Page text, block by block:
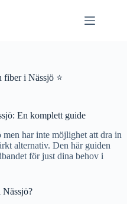
fiber i Nässjö ⭐
En komplett guide
har inte möjlighet att dra in
alternativ. Den här guiden
för just dina behov i